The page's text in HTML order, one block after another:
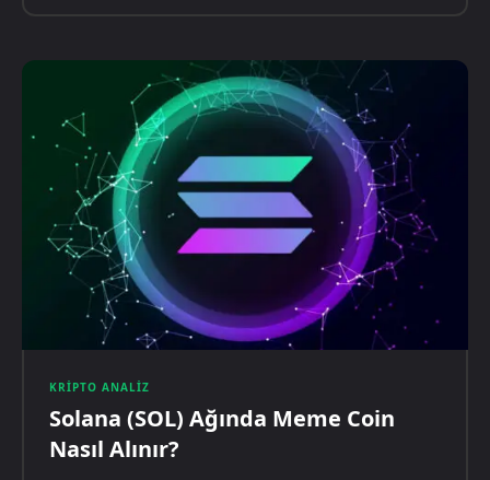
KRIPTO ANALIZ
Solana (SOL) Ağında Meme Coin
Nasıl Alınır?